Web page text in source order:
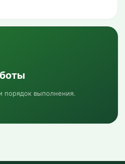
порядок выполнения.